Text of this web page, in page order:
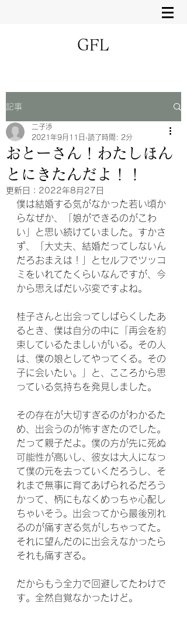
GFL
記事
おとーさん！わたしほん
とにきたんだよ！！
二子渉
2021年9月11日 読了時間: 2分
更新日： 2022年8月27日
僕は結婚する気がなかった若い頃か
らなぜか、「娘ができるのがこわ
い」と思い続けていました。すかさ
ず、「大丈夫、結婚だってしないん
だろおまえは！」とセルフでツッコ
ミをいれてたくらいなんですが、今
から思えばだいぶ変ですよね。
桂子さんと出会ってしばらくしたあ
るとき、僕は自分の中に「再会を約
束しているたましいがいる。その人
は、僕の娘としてやってくる。その
子に会いたい。」と、こころから思
っている気持ちを発見しました。
その存在が大切すぎるのがわかるた
め、出会うのが怖すぎたのでした。
だって親子だよ。僕の方が先に死ぬ
可能性が高いし、彼女は大人になっ
て僕の元を去っていくだろうし、そ
れまで無事に育てあげられるだろう
かって、柄にもなくめっちゃ心配し
ちゃいそう。出会ってから最後別れ
るのが痛すぎる気がしちゃってた。
それに望んだのに出会えなかったら
それも痛すぎる。
だからもう全力で回避してたわけで
す。全然自覚なかったけど。